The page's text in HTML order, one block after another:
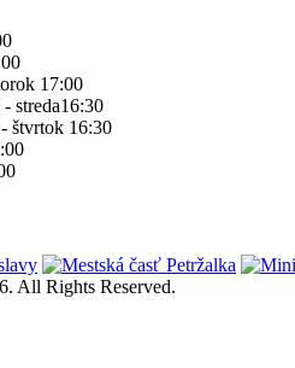
17:00
streda16:30
štvrtok 16:30
All Rights Reserved.